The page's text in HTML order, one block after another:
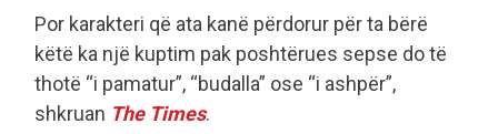
Por karakteri që ata kanë përdorur për ta bërë
këtë ka një kuptim pak poshtërues sepse do të
thotë “i pamatur”, “budalla” ose “i ashpër”,
shkruan The Times.